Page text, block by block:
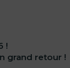
!
grand retour !